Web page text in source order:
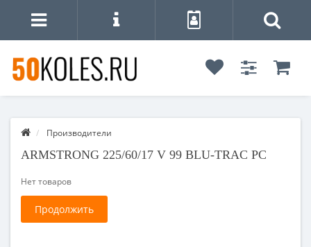
Производители
ARMSTRONG 225/60/17 V 99 BLU-TRAC PC
Нет товаров
Продолжить